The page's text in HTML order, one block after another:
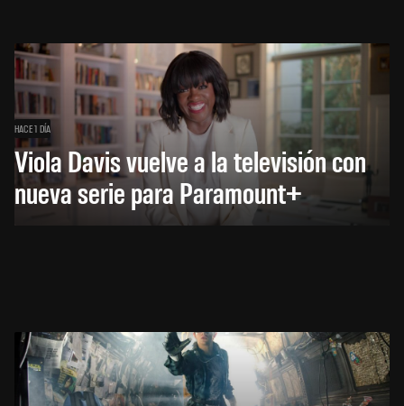
HACE 1 DÍA
Viola Davis vuelve a la televisión con
nueva serie para Paramount+